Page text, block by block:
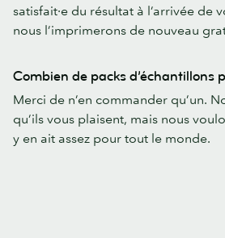
satisfait·e du résultat à l’arrivée de
nous l’imprimerons de nouveau
Combien de packs d’échantillons
Merci de n’en commander qu’un.
qu’ils vous plaisent, mais nous
y en ait assez pour tout le monde.